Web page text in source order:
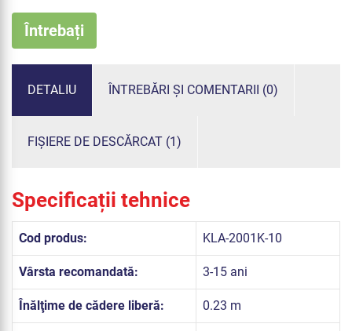
Întrebați
DETALIU ÎNTREBĂRI ȘI COMENTARII (0)
FIȘIERE DE DESCĂRCAT (1)
Specificații tehnice
Cod produs: KLA-2001K-10
Vârsta recomandată: 3-15 ani
Înălţime de cădere liberă: 0.23 m